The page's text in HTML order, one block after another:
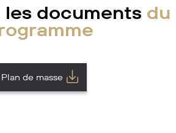
les documents du
Plan de masse